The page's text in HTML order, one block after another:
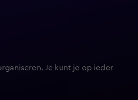
Je kunt je op ieder